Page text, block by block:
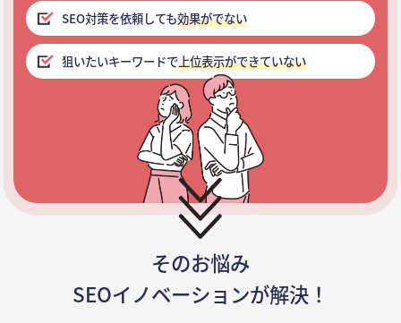
SEO対策を依頼しても効果がでない
狙いたいキーワードで上位表示ができていない
そのお悩み
SEOイノベーションが解決！